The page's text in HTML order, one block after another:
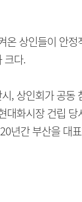
온 상인들이 안
크다.
, 상인회가 공
대화시장 건립
년간 부산을 대